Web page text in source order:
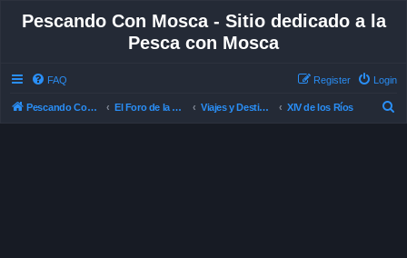
Pescando Con Mosca - Sitio dedicado a la
Pesca con Mosca
FAQ Login
Register
Pescando Con Mosca El Foro de la Pesca con Mosca en Chile Viajes y Destinos de Pesca XIV de los Ríos